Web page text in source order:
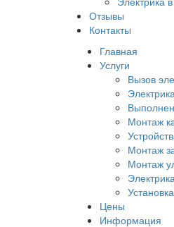
Отзывы
Контакты
Главная
Услуги
Вызов
Монтаж
Монтаж
Монтаж
Цены
Информация